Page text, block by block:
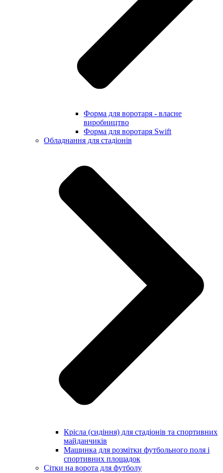
Форма для воротаря - власне
виробництво
Форма для воротаря Swift
Обладнання для стадіонів
Крісла (сидіння) для стадіонів та спортивних
майданчиків
Машинка для розмітки футбольного поля і
спортивних площадок
Сітки на ворота для футболу